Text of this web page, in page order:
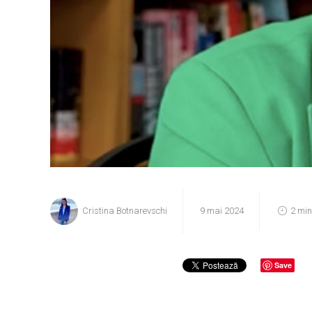
Cristina Botnarevschi 9 mai 2024 2
Save